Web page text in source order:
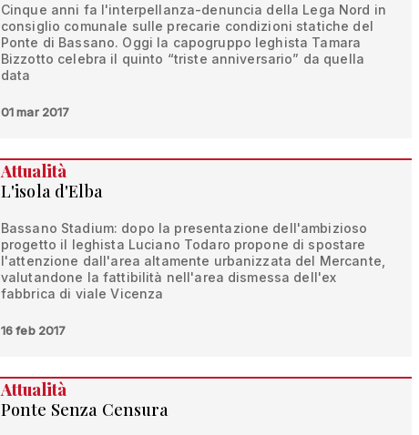
Cinque anni fa l'interpellanza-denuncia della Lega Nord in
consiglio comunale sulle precarie condizioni statiche del
Ponte di Bassano. Oggi la capogruppo leghista Tamara
Bizzotto celebra il quinto “triste anniversario” da quella
data
01 mar 2017
Attualità
L'isola d'Elba
Bassano Stadium: dopo la presentazione dell'ambizioso
progetto il leghista Luciano Todaro propone di spostare
l'attenzione dall'area altamente urbanizzata del Mercante,
valutandone la fattibilità nell'area dismessa dell'ex
fabbrica di viale Vicenza
16 feb 2017
Attualità
Ponte Senza Censura